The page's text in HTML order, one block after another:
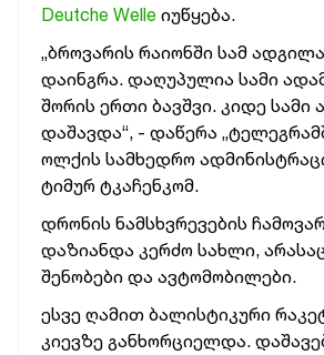
Deutche Welle იუწყება.
„ბროვარის რაიონში სამ
დაინგრა. დაღუპულია სამი
შორის ერთი ბავშვი. კიდე სამი
დაშავდა“, - დაწერა
ოლქის სამხედრო
ტიმურ ტკაჩენკომ.
დრონის ნამსხვრევების
დაზიანდა კერძო სახლი,
შენობები და ავტომობილები.
ესვე ღამით ბალისტიკური
კიევზე განხორციელდა.